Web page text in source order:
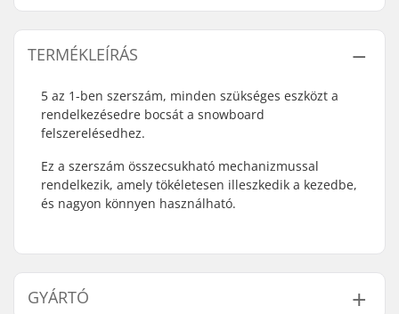
TERMÉKLEÍRÁS
5 az 1-ben szerszám, minden szükséges eszközt a
rendelkezésedre bocsát a snowboard
felszerelésedhez.
Ez a szerszám összecsukható mechanizmussal
rendelkezik, amely tökéletesen illeszkedik a kezedbe,
és nagyon könnyen használható.
GYÁRTÓ